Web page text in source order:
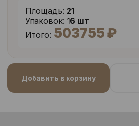
Площадь: 21
Упаковок: 16 шт
Итого: 503755 ₽
Добавить в корзину